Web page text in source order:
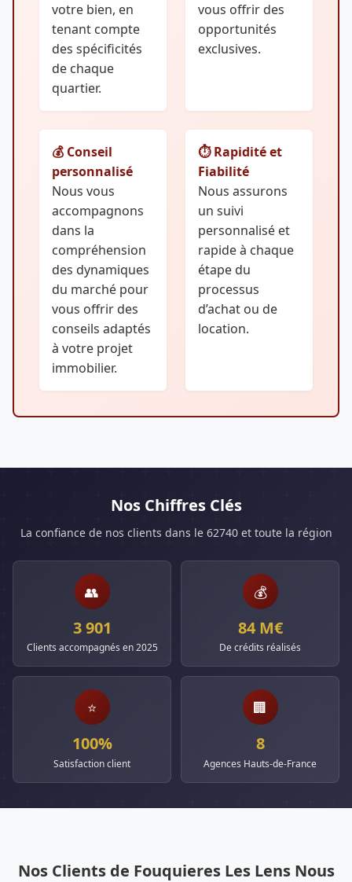
votre bien, en
tenant compte
des spécificités
de chaque
quartier.
vous offrir des
opportunités
exclusives.
💰 Conseil
personnalisé
Nous vous
accompagnons
dans la
compréhension
des dynamiques
du marché pour
vous offrir des
conseils adaptés
à votre projet
immobilier.
⏱️ Rapidité et
Fiabilité
Nous assurons
un suivi
personnalisé et
rapide à chaque
étape du
processus
d’achat ou de
location.
Nos Chiffres Clés
La confiance de nos clients dans le 62740 et toute la région
👥
3 901
Clients accompagnés en 2025
💰
84 M€
De crédits réalisés
⭐
100%
Satisfaction client
🏢
8
Agences Hauts-de-France
Nos Clients de Fouquieres Les Lens Nous